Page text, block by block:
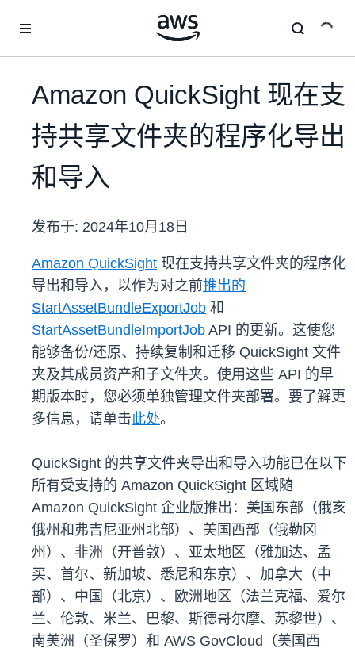
Amazon QuickSight 现在支
持共享文件夹的程序化导出
和导入
发布于: 2024年10月18日
Amazon QuickSight 现在支持共享文件夹的程序化
导出和导入，以作为对之前推出的
StartAssetBundleExportJob 和
StartAssetBundleImportJob API 的更新。这使您
能够备份/还原、持续复制和迁移 QuickSight 文件
夹及其成员资产和子文件夹。使用这些 API 的早
期版本时，您必须单独管理文件夹部署。要了解更
多信息，请单击此处。
QuickSight 的共享文件夹导出和导入功能已在以下
所有受支持的 Amazon QuickSight 区域随
Amazon QuickSight 企业版推出：美国东部（俄亥
俄州和弗吉尼亚州北部）、美国西部（俄勒冈
州）、非洲（开普敦）、亚太地区（雅加达、孟
买、首尔、新加坡、悉尼和东京）、加拿大（中
部）、中国（北京）、欧洲地区（法兰克福、爱尔
兰、伦敦、米兰、巴黎、斯德哥尔摩、苏黎世）、
南美洲（圣保罗）和 AWS GovCloud（美国西